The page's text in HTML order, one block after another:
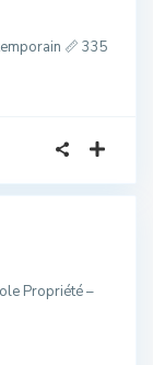
📏 335
Propriété –